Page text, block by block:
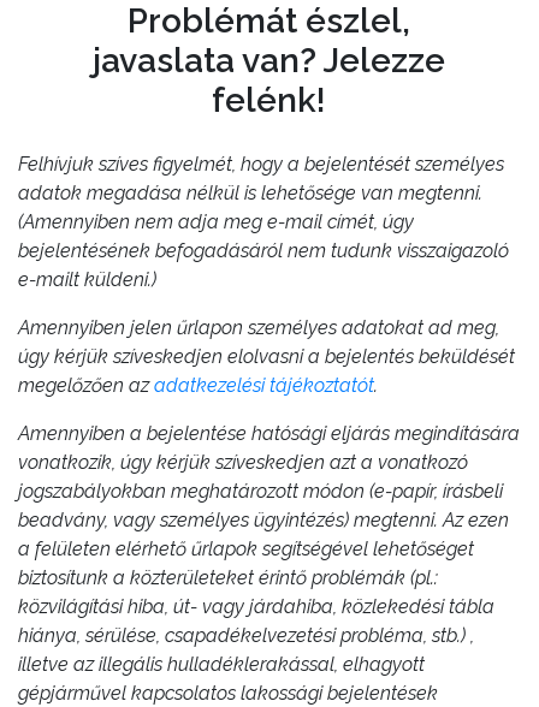
Problémát észlel,
javaslata van? Jelezze
felénk!
Felhívjuk szíves figyelmét, hogy a bejelentését személyes
adatok megadása nélkül is lehetősége van megtenni.
(Amennyiben nem adja meg e-mail címét, úgy
bejelentésének befogadásáról nem tudunk visszaigazoló
e-mailt küldeni.)
Amennyiben jelen űrlapon személyes adatokat ad meg,
úgy kérjük szíveskedjen elolvasni a bejelentés beküldését
megelőzően azadatkezelési tájékoztatót.
Amennyiben a bejelentése hatósági eljárás megindítására
vonatkozik, úgy kérjük szíveskedjen azt a vonatkozó
jogszabályokban meghatározott módon (e-papír, írásbeli
beadvány, vagy személyes ügyintézés) megtenni. Az ezen
a felületen elérhető űrlapok segítségével lehetőséget
biztosítunk a közterületeket érintő problémák (pl.:
közvilágítási hiba, út- vagy járdahiba, közlekedési tábla
hiánya, sérülése, csapadékelvezetési probléma, stb.) ,
illetve az illegális hulladéklerakással, elhagyott
gépjárművel kapcsolatos lakossági bejelentések